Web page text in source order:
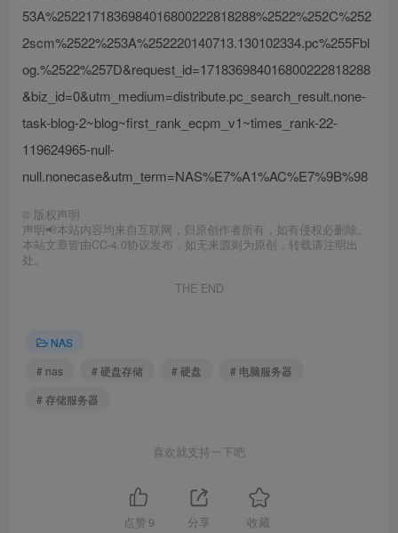
53A%2522171836984016800222818288%2522%252C%252
2scm%2522%253A%252220140713.130102334.pc%255Fbl
og.%2522%257D&request_id=171836984016800222818288
&biz_id=0&utm_medium=distribute.pc_search_result.none-
task-blog-2~blog~first_rank_ecpm_v1~times_rank-22-
119624965-null-
null.nonecase&utm_term=NAS%E7%A1%AC%E7%9B%98
© 版权声明
声明📢本站内容均来自互联网，归原创作者所有，如有侵权必删除。
本站文章皆由CC-4.0协议发布，如无来源则为原创，转载请注明出
处。
THE END
NAS
# nas
# 硬盘存储 # 硬盘
# 电脑服务器
# 存储服务器
喜欢就支持一下吧
点赞 9 分享 收藏